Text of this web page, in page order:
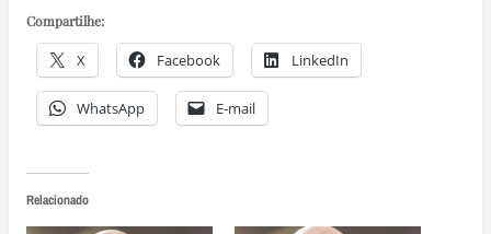
Compartilhe:
X Facebook LinkedIn
WhatsApp E-mail
Relacionado